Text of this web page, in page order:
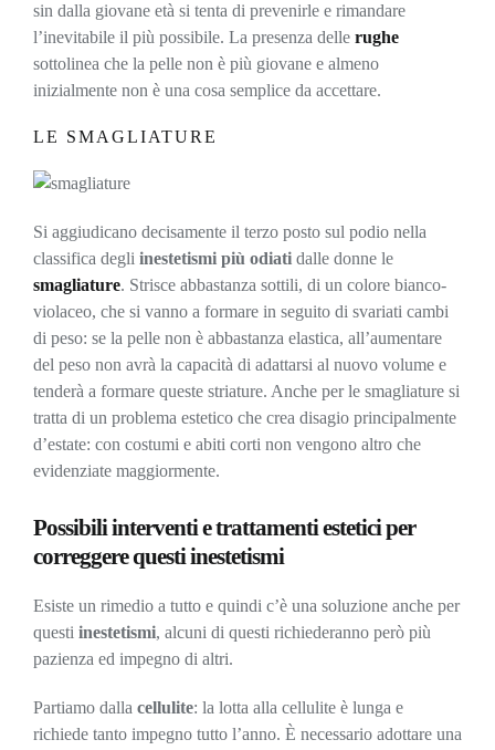
sin dalla giovane età si tenta di prevenirle e rimandare
l’inevitabile il più possibile. La presenza delle rughe
sottolinea che la pelle non è più giovane e almeno
inizialmente non è una cosa semplice da accettare.
LE SMAGLIATURE
Si aggiudicano decisamente il terzo posto sul podio nella
classifica degli inestetismi più odiati dalle donne le
smagliature. Strisce abbastanza sottili, di un colore bianco-
violaceo, che si vanno a formare in seguito di svariati cambi
di peso: se la pelle non è abbastanza elastica, all’aumentare
del peso non avrà la capacità di adattarsi al nuovo volume e
tenderà a formare queste striature. Anche per le smagliature si
tratta di un problema estetico che crea disagio principalmente
d’estate: con costumi e abiti corti non vengono altro che
evidenziate maggiormente.
Possibili interventi e trattamenti estetici per
correggere questi inestetismi
Esiste un rimedio a tutto e quindi c’è una soluzione anche per
questi inestetismi, alcuni di questi richiederanno però più
pazienza ed impegno di altri.
Partiamo dalla cellulite: la lotta alla cellulite è lunga e
richiede tanto impegno tutto l’anno. È necessario adottare una